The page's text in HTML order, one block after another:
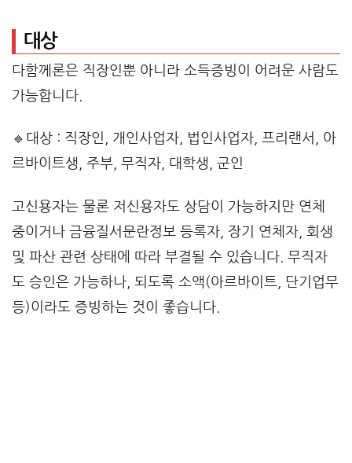
대상
다함께론은 직장인뿐 아니라 소득증빙이 어려운 사람도
가능합니다.
🔹대상 : 직장인, 개인사업자, 법인사업자, 프리랜서, 아
르바이트생, 주부, 무직자, 대학생, 군인
고신용자는 물론 저신용자도 상담이 가능하지만 연체
중이거나 금융질서문란정보 등록자, 장기 연체자, 회생
및 파산 관련 상태에 따라 부결될 수 있습니다. 무직자
도 승인은 가능하나, 되도록 소액(아르바이트, 단기업무
등)이라도 증빙하는 것이 좋습니다.